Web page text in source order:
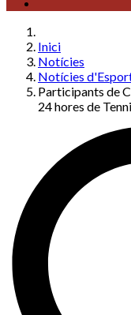
Inici
Notícies
Notícies
Participants de
24 hores de